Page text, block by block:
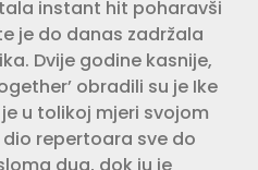
instant hit poharavši
je do danas zadržala
Dvije godine kasnije,
obradili su je Ike
u tolikoj mjeri svojom
repertoara sve do